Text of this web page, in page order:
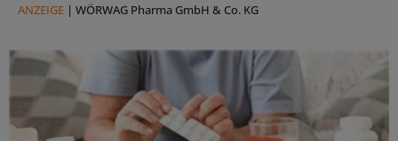
ANZEIGE | WÖRWAG Pharma GmbH & Co. KG